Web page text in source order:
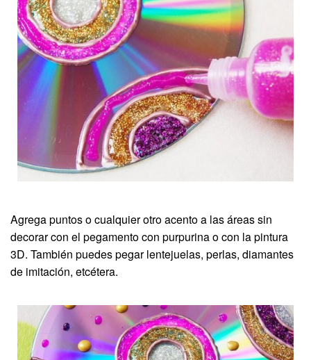
Agrega puntos o cualquier otro acento a las áreas sin
decorar con el pegamento con purpurina o con la pintura
3D. También puedes pegar lentejuelas, perlas, diamantes
de imitación, etcétera.